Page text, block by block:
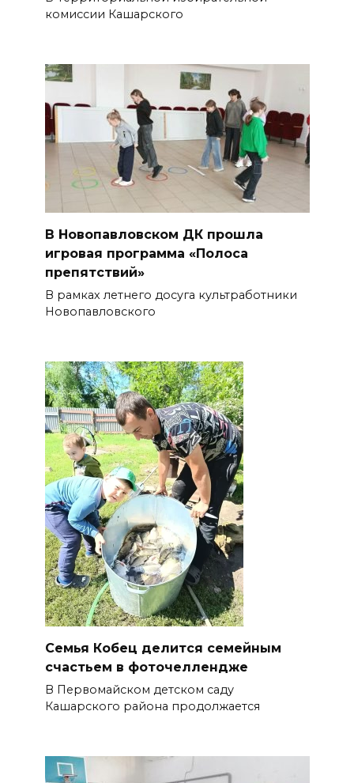
комиссии Кашарского
В Новопавловском ДК прошла
игровая программа «Полоса
препятствий»
В рамках летнего досуга культработники
Новопавловского
Семья Кобец делится семейным
счастьем в фоточеллендже
В Первомайском детском саду
Кашарского района продолжается